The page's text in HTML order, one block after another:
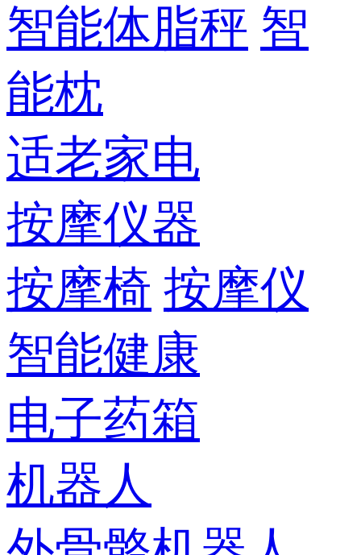
智能体脂秤 智
能枕
适老家电
按摩仪器
按摩椅 按摩仪
智能健康
电子药箱
机器人